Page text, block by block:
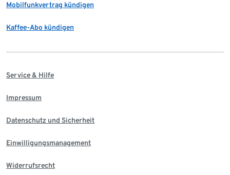
Mobilfunkvertrag kündigen
Kaffee-Abo kündigen
Service & Hilfe
Impressum
Datenschutz und Sicherheit
Einwilligungsmanagement
Widerrufsrecht